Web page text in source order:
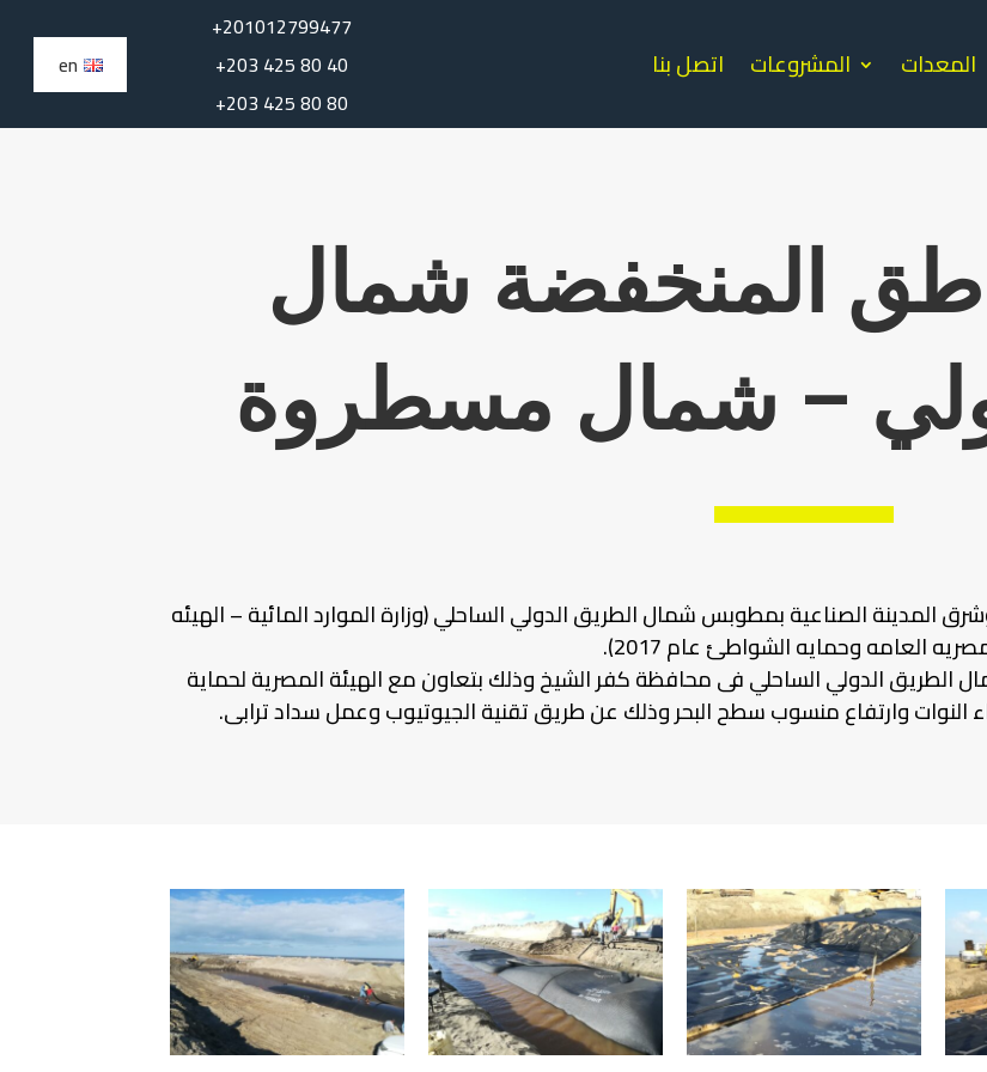
المعدات المشروعات اتصل بنا
+201012799477
+203 425 80 40
+203 425 80 80
en
المنخفضة شمال
– شمال مسطروة
الصناعية بمطوبس شمال الطريق الدولي الساحلي (وزارة الموارد المائية – الهيئه
العامه وحمايه الشواطئ عام 2017).
الدولي الساحلي فى محافظة كفر الشيخ وذلك بتعاون مع الهيئة المصرية لحماية
النوات وارتفاع منسوب سطح البحر وذلك عن طريق تقنية الجيوتيوب وعمل سداد ترابى.